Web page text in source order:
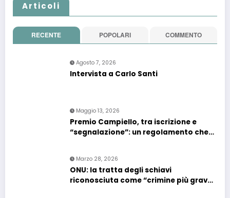
Articoli
RECENTE POPOLARI COMMENTO
Agosto 7, 2026
Intervista a Carlo Santi
Maggio 13, 2026
Premio Campiello, tra iscrizione e
“segnalazione”: un regolamento che
Marzo 28, 2026
ONU: la tratta degli schiavi
riconosciuta come “crimine più grave